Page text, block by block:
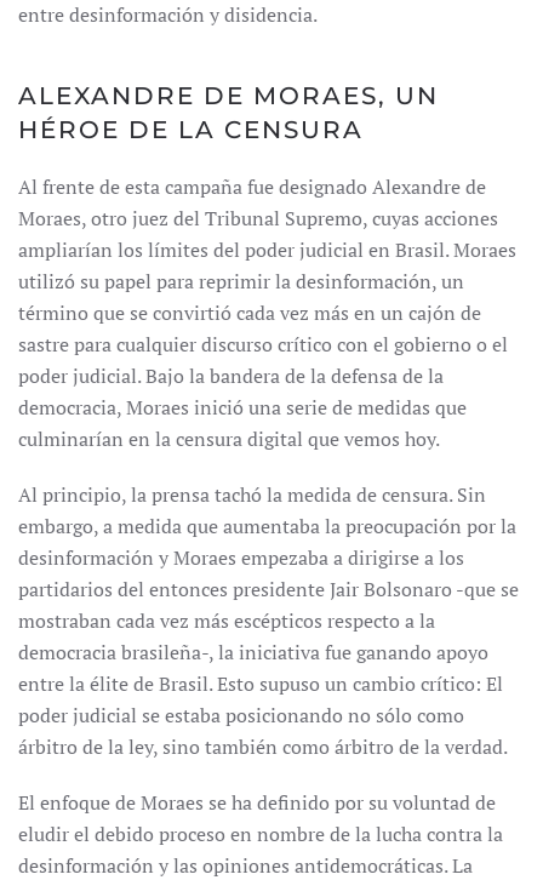
entre desinformación y disidencia.
ALEXANDRE DE MORAES, UN
HÉROE DE LA CENSURA
Al frente de esta campaña fue designado Alexandre de
Moraes, otro juez del Tribunal Supremo, cuyas acciones
ampliarían los límites del poder judicial en Brasil. Moraes
utilizó su papel para reprimir la desinformación, un
término que se convirtió cada vez más en un cajón de
sastre para cualquier discurso crítico con el gobierno o el
poder judicial. Bajo la bandera de la defensa de la
democracia, Moraes inició una serie de medidas que
culminarían en la censura digital que vemos hoy.
Al principio, la prensa tachó la medida de censura. Sin
embargo, a medida que aumentaba la preocupación por la
desinformación y Moraes empezaba a dirigirse a los
partidarios del entonces presidente Jair Bolsonaro -que se
mostraban cada vez más escépticos respecto a la
democracia brasileña-, la iniciativa fue ganando apoyo
entre la élite de Brasil. Esto supuso un cambio crítico: El
poder judicial se estaba posicionando no sólo como
árbitro de la ley, sino también como árbitro de la verdad.
El enfoque de Moraes se ha definido por su voluntad de
eludir el debido proceso en nombre de la lucha contra la
desinformación y las opiniones antidemocráticas. La